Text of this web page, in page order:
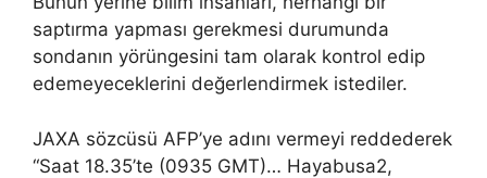
saptırma yapması gerekmesi durumunda
sondanın yörüngesini tam olarak kontrol edip
edemeyeceklerini değerlendirmek istediler.
JAXA sözcüsü AFP’ye adını vermeyi reddederek
“Saat 18.35’te (0935 GMT)… Hayabusa2,